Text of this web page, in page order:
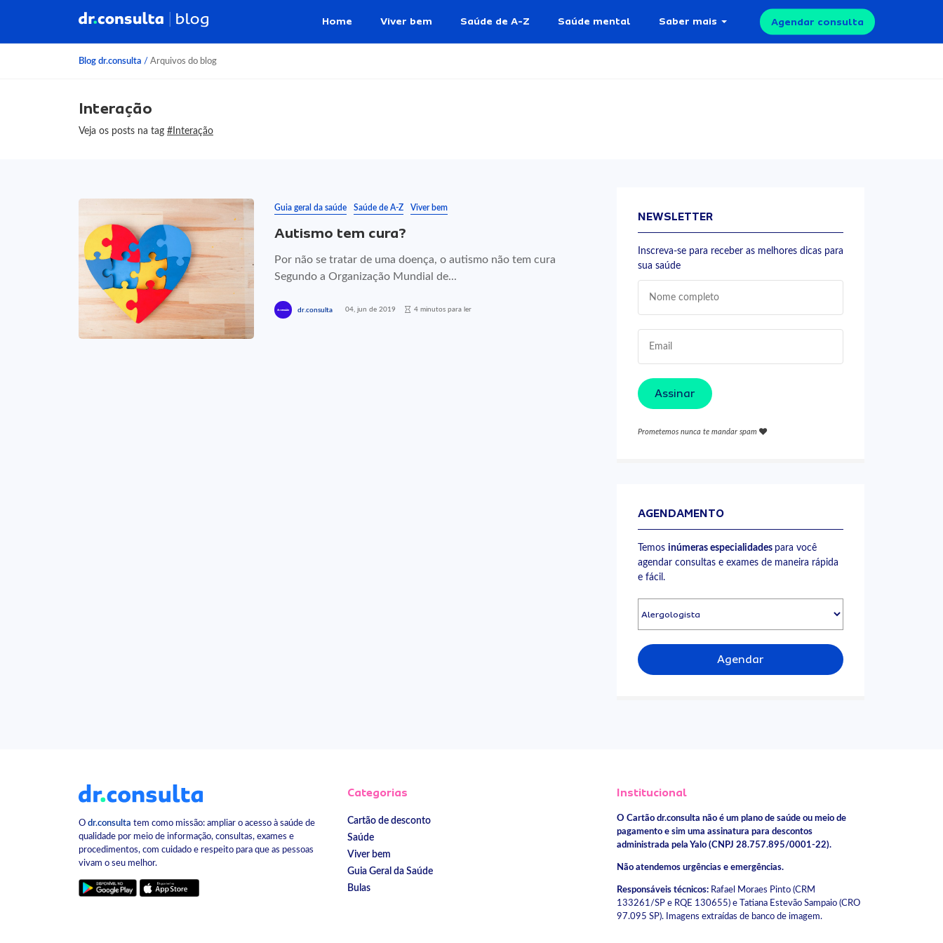
Home Viver bem Saúde de A-Z Saúde mental Saber mais Agendar consulta
Blog dr.consulta / Arquivos do blog
Interação
Veja os posts na tag #Interação
Guia geral da saúde Saúde de A-Z Viver bem
Autismo tem cura?
Por não se tratar de uma doença, o autismo não tem cura
Segundo a Organização Mundial de...
dr.consulta 04, jun de 2019 4 minutos para ler
NEWSLETTER
Inscreva-se para receber as melhores dicas para
sua saúde
Assinar
Prometemos nunca te mandar spam
AGENDAMENTO
Temos inúmeras especialidades para você
agendar consultas e exames de maneira rápida
e fácil.
Agendar
O dr.consulta tem como missão: ampliar o acesso à saúde de
qualidade por meio de informação, consultas, exames e
procedimentos, com cuidado e respeito para que as pessoas
vivam o seu melhor.
Categorias
Cartão de desconto
Saúde
Viver bem
Guia Geral da Saúde
Bulas
Institucional
O Cartão dr.consulta não é um plano de saúde ou meio de
pagamento e sim uma assinatura para descontos
administrada pela Yalo (CNPJ 28.757.895/0001-22).
Não atendemos urgências e emergências.
Responsáveis técnicos:Rafael Moraes Pinto (CRM
133261/SP e RQE 130655) e Tatiana Estevão Sampaio (CRO
97.095 SP). Imagens extraídas de banco de imagem.